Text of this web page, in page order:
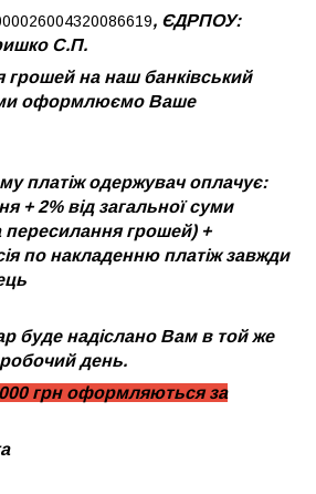
, ЄДРПОУ:
С.П.
грошей на наш банківський
ми оформлюємо Ваше
платіж одержувач оплачує:
+ 2% від загальної суми
пересилання грошей) +
по накладенню платіж завжди
буде надіслано Вам в той же
день.
грн оформляються за